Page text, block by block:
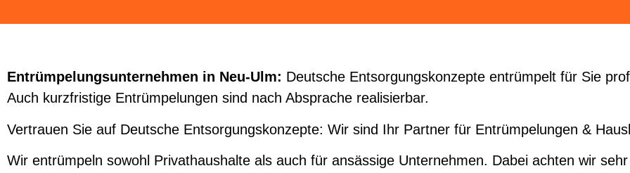
Entrümpelungsunternehmen in Neu-Ulm: Deutsche Entsorgungskonzepte entrümpelt für Sie
Auch kurzfristige Entrümpelungen sind nach Absprache realisierbar.
Vertrauen Sie auf Deutsche Entsorgungskonzepte: Wir sind Ihr Partner für Entrümpelungen &
Wir entrümpeln sowohl Privathaushalte als auch für ansässige Unternehmen. Dabei achten wir